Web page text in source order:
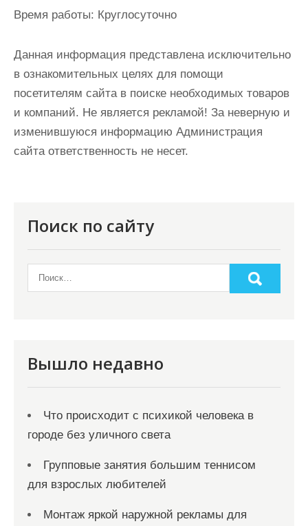
Время работы: Круглосуточно
Данная информация представлена исключительно
в ознакомительных целях для помощи
посетителям сайта в поиске необходимых товаров
и компаний. Не является рекламой! За неверную и
изменившуюся информацию Администрация
сайта ответственность не несет.
Поиск по сайту
Вышло недавно
Что происходит с психикой человека в
городе без уличного света
Групповые занятия большим теннисом
для взрослых любителей
Монтаж яркой наружной рекламы для